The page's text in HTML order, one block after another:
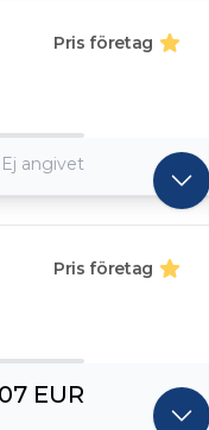
Pris företag
Ej angivet
Pris företag
EUR